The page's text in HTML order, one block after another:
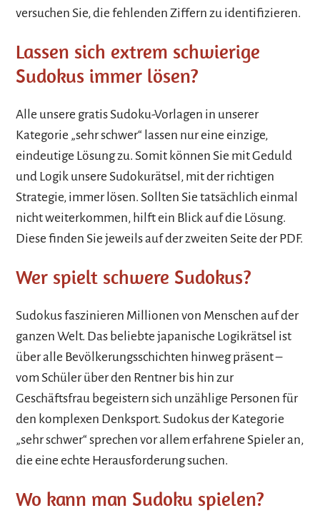
versuchen Sie, die fehlenden Ziffern zu identifizieren.
Lassen sich extrem schwierige
Sudokus immer lösen?
Alle unsere gratis Sudoku-Vorlagen in unserer
Kategorie „sehr schwer“ lassen nur eine einzige,
eindeutige Lösung zu. Somit können Sie mit Geduld
und Logik unsere Sudokurätsel, mit der richtigen
Strategie, immer lösen. Sollten Sie tatsächlich einmal
nicht weiterkommen, hilft ein Blick auf die Lösung.
Diese finden Sie jeweils auf der zweiten Seite der PDF.
Wer spielt schwere Sudokus?
Sudokus faszinieren Millionen von Menschen auf der
ganzen Welt. Das beliebte japanische Logikrätsel ist
über alle Bevölkerungsschichten hinweg präsent –
vom Schüler über den Rentner bis hin zur
Geschäftsfrau begeistern sich unzählige Personen für
den komplexen Denksport. Sudokus der Kategorie
„sehr schwer“ sprechen vor allem erfahrene Spieler an,
die eine echte Herausforderung suchen.
Wo kann man Sudoku spielen?